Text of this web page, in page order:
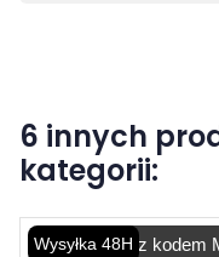
6 innych
kategorii:
-5% z kodem
Wysyłka 48H